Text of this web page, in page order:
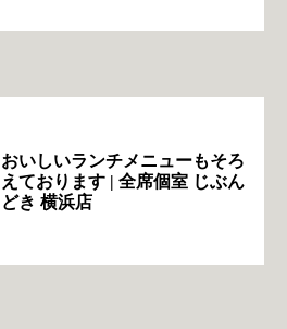
おいしいランチメニューもそろ
えております | 全席個室 じぶん
どき 横浜店